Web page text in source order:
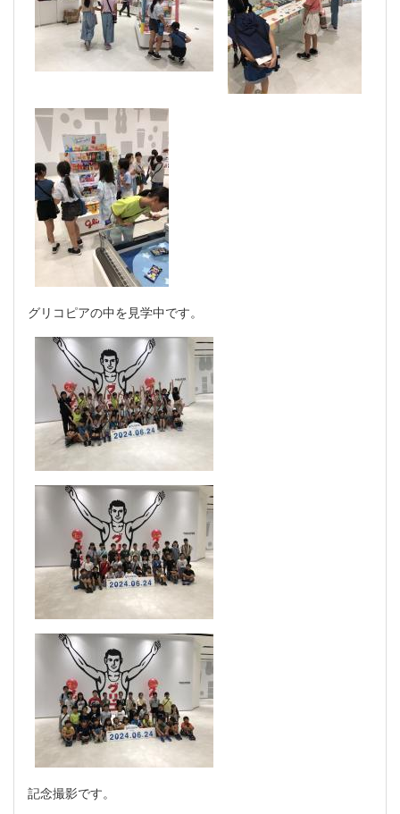
グリコピアの中を見学中です。
記念撮影です。